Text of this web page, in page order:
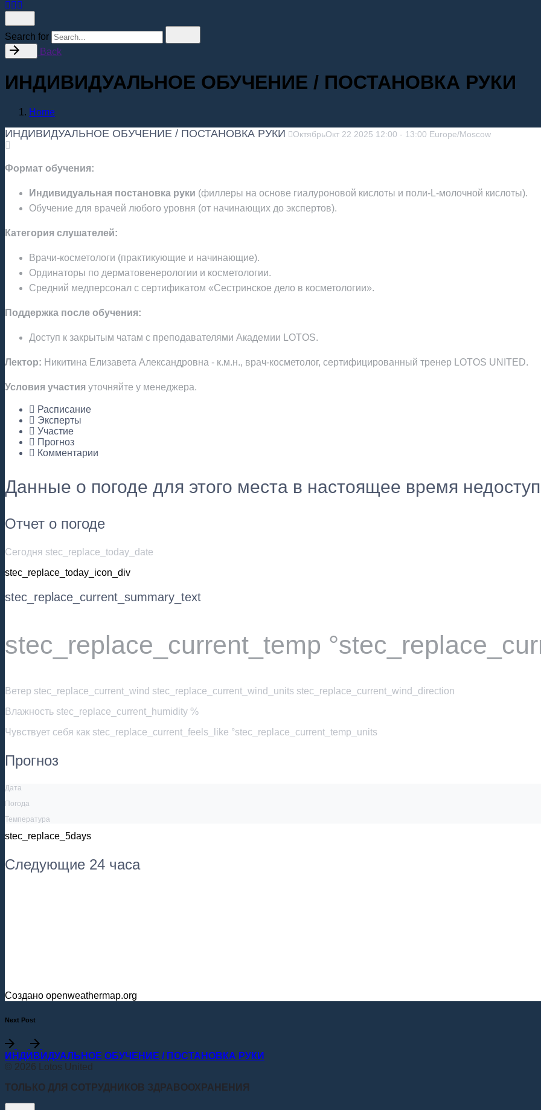
Search for
Back
ИНДИВИДУАЛЬНОЕ ОБУЧЕНИЕ / ПОСТАНОВКА РУКИ
Home
ИНДИВИДУАЛЬНОЕ ОБУЧЕНИЕ / ПОСТАНОВКА РУКИ ОктябрьОкт 22 2025 12:00 - 13:00 Europe/Moscow
Формат обучения:
Индивидуальная постановка руки (филлеры на основе гиалуроновой кислоты и поли-L-молочной кислоты).
Обучение для врачей любого уровня (от начинающих до экспертов).
Категория слушателей:
Врачи-косметологи (практикующие и начинающие).
Ординаторы по дерматовенерологии и косметологии.
Средний медперсонал с сертификатом «Сестринское дело в косметологии».
Поддержка после обучения:
Доступ к закрытым чатам с преподавателями Академии LOTOS.
Лектор: Никитина Елизавета Александровна - к.м.н., врач-косметолог, сертифицированный тренер LOTOS UNITED.
Условия участия уточняйте у менеджера.
Расписание
Эксперты
Участие
Прогноз
Комментарии
Данные о погоде для этого места в настоящее время
Отчет о погоде
Сегодня stec_replace_today_date
stec_replace_today_icon_div
stec_replace_current_summary_text
stec_replace_current_temp
Ветер stec_replace_current_wind stec_replace_current_wind_units stec_replace_current_wind_direction
Влажность stec_replace_current_humidity %
Чувствует себя как stec_replace_current_feels_like °stec_replace_current_temp_units
Прогноз
Дата
Погода
Температура
stec_replace_5days
Следующие 24 часа
Создано openweathermap.org
Next Post
ИНДИВИДУАЛЬНОЕ ОБУЧЕНИЕ / ПОСТАНОВКА РУКИ
© 2026 Lotos United
ТОЛЬКО ДЛЯ СОТРУДНИКОВ ЗДРАВООХРАНЕНИЯ